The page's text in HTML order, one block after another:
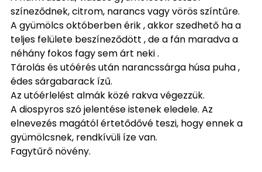
színeződnek, citrom, narancs vagy vörös színtűre.
A gyümölcs októberben érik , akkor szedhető ha a
teljes felülete beszíneződött , de a fán maradva a
néhány fokos fagy sem árt neki .
Tárolás és utóérés után narancssárga húsa puha ,
édes sárgabarack ízű.
Az utóérlelést almák közé rakva végezzük.
A diospyros szó jelentése istenek eledele. Az
elnevezés magától értetődővé teszi, hogy ennek a
gyümölcsnek, rendkívüli íze van.
Fagytűrő növény.